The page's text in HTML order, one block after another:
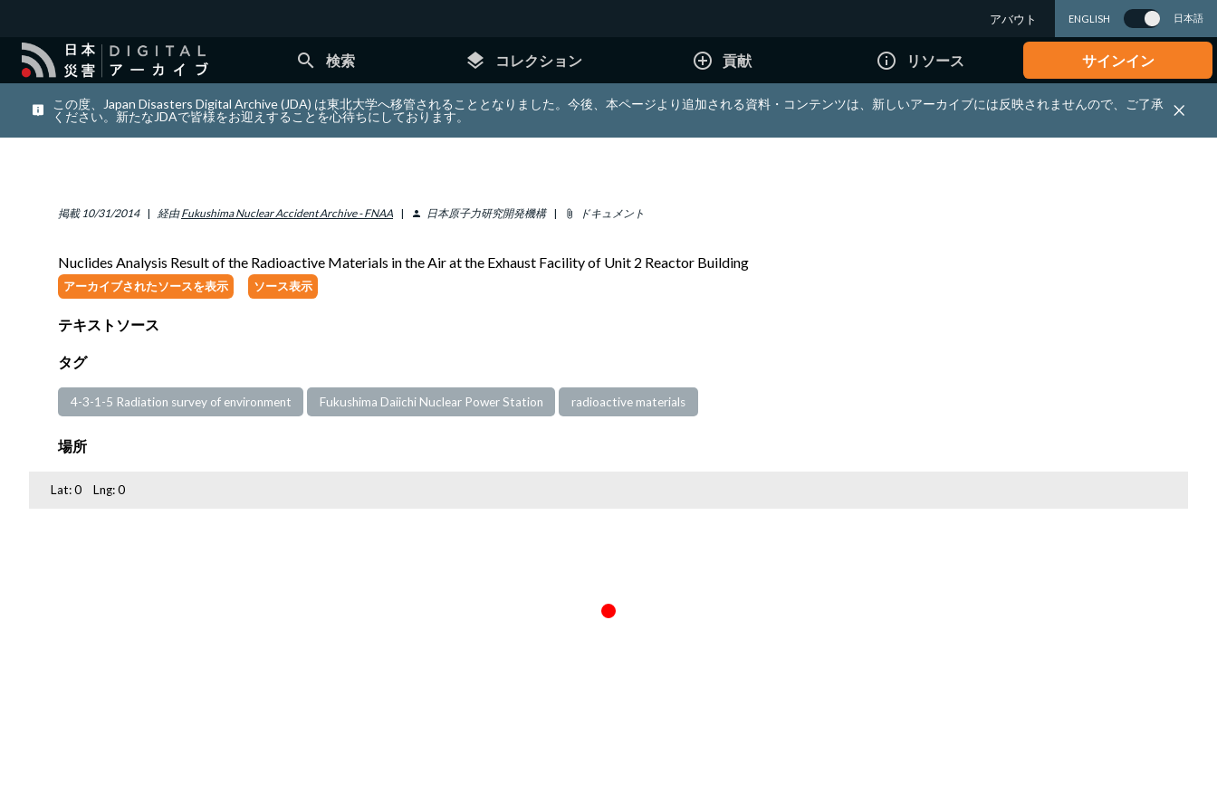
アバウト ENGLISH 日本語
search 検索 layers コレクション add_circle_outline 貢献 info_outline リソース サインイン
この度、Japan Disasters Digital Archive (JDA) は東北大学へ移管されることとなりました。今後、本ページより追加される資料・コンテンツは、新しいアーカイブには反映されませんので、ご了承
ください。新たなJDAで皆様をお迎えすることを心待ちにしております。
掲載 10/31/2014 経由 Fukushima Nuclear Accident Archive - FNAA person 日本原子力研究開発機構 attach_file ドキュメント
Nuclides Analysis Result of the Radioactive Materials in the Air at the Exhaust Facility of Unit 2 Reactor Building
アーカイブされたソースを表示 ソース表示
テキストソース
タグ
4-3-1-5 Radiation survey of environment Fukushima Daiichi Nuclear Power Station radioactive materials
場所
Lat:0 Lng:0